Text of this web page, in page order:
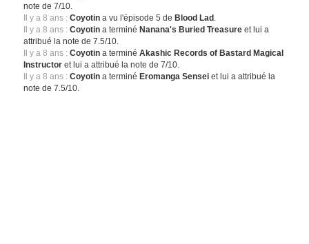
note de 7/10.
Il y a 8 ans : Coyotin a vu l'épisode 5 de Blood Lad .
Il y a 8 ans : Coyotin a terminé Nanana's Buried Treasure et lui a
attribué la note de 7.5/10.
Il y a 8 ans : Coyotin a terminéAkashic Records of Bastard Magical
Instructor et lui a attribué la note de 7/10.
Il y a 8 ans : Coyotin a terminé Eromanga Sensei et lui a attribué la
note de 7.5/10.